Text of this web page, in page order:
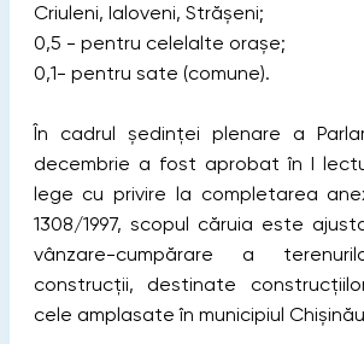
Criuleni, Ialoveni, Străşeni;
0,5 - pentru celelalte oraşe;
0,1- pentru sate (comune).
În cadrul ședinței plenare a
decembrie a fost aprobat în I
lege cu privire la completarea
1308/1997, scopul căruia este
vânzare-cumpărare a
construcții, destinate
cele amplasate în municipiul